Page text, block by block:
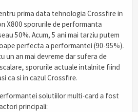
prima data tehnologia Crossfire in
X800 sporurile de performanta
50%. Acum, 5 ani mai tarziu putem
perfecta a performantei (90-95%).
un an mai devreme dar sufera de
sporurile actuale intalnite fiind
ca si in cazul Crossfire.
solutiilor multi-card a fost
principali: